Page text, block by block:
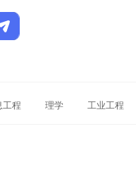
工程 理学 工业工程